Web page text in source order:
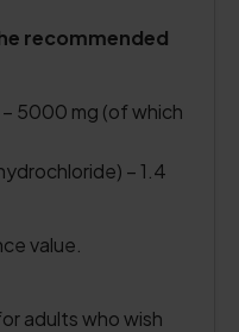
recommended
5000 mg (of which
– 1.4
value.
adults who wish